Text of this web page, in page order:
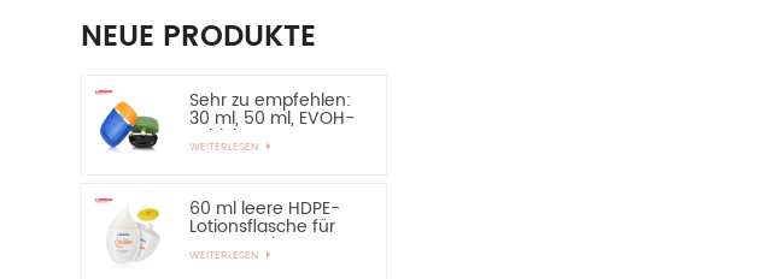
NEUE PRODUKTE
Sehr zu empfehlen:
30 ml, 50 ml, EVOH-
Schicht, HDPE-
Flasche, ovale
WEITERLESEN
60 ml leere HDPE-
Lotionsflasche für
Sonnenschutz –
sehr zu empfehlen
WEITERLESEN